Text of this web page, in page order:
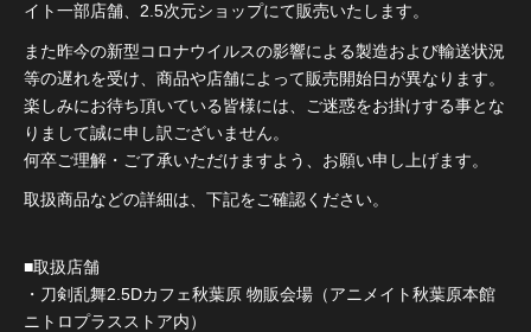
イト一部店舗、2.5次元ショップにて販売いたします。
また昨今の新型コロナウイルスの影響による製造および輸送状況
等の遅れを受け、商品や店舗によって販売開始日が異なります。
楽しみにお待ち頂いている皆様には、ご迷惑をお掛けする事とな
りまして誠に申し訳ございません。
何卒ご理解・ご了承いただけますよう、お願い申し上げます。
取扱商品などの詳細は、下記をご確認ください。
■取扱店舗
・刀剣乱舞2.5Dカフェ秋葉原 物販会場（アニメイト秋葉原本館
ニトロプラスストア内）